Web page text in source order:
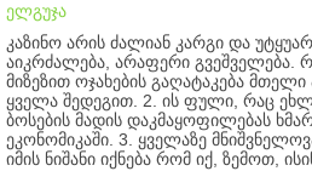
ელგუჯა
კაზინო არის ძალიან კარგი და
აიკრძალება, არაფერი გვეშველება.
მიზეზით ოჯახების გაღატაკება
ყველა შედეგით. 2. ის ფული, რაც
ბოსების მადის დაკმაყოფილებას
ეკონომიკაში. 3. ყველაზე
იმის ნიშანი იქნება რომ იქ, ზემოთ,